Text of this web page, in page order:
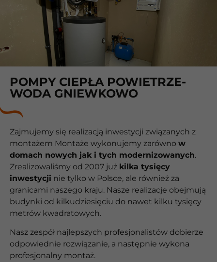
POMPY CIEPŁA POWIETRZE-
WODA GNIEWKOWO
Zajmujemy się realizacją inwestycji związanych z
montażem Montaże wykonujemy zarówno w
domach nowych jak i tych modernizowanych.
Zrealizowaliśmy od 2007 już kilka tysięcy
inwestycji nie tylko w Polsce, ale również za
granicami naszego kraju. Nasze realizacje obejmują
budynki od kilkudziesięciu do nawet kilku tysięcy
metrów kwadratowych.
Nasz zespół najlepszych profesjonalistów dobierze
odpowiednie rozwiązanie, a następnie wykona
profesjonalny montaż.